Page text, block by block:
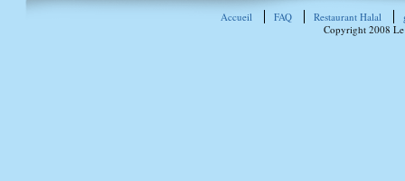
Accueil FAQ Restaurant Halal
Copyright 2008